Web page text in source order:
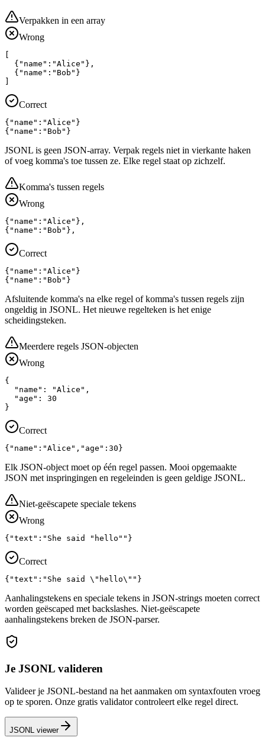
Verpakken in een array
Wrong
  {"name":"Alice"},
  {"name":"Bob"}
Correct
{"name":"Alice"}
{"name":"Bob"}
JSONL is geen JSON-array. Verpak regels niet in vierkante haken
of voeg komma's toe tussen ze. Elke regel staat op zichzelf.
Komma's tussen regels
Wrong
{"name":"Alice"},
{"name":"Bob"},
Correct
{"name":"Alice"}
{"name":"Bob"}
Afsluitende komma's na elke regel of komma's tussen regels zijn
ongeldig in JSONL. Het nieuwe regelteken is het enige
scheidingsteken.
Meerdere regels JSON-objecten
Wrong
{
  "name": "Alice",
  "age": 30
}
Correct
{"name":"Alice","age":30}
Elk JSON-object moet op één regel passen. Mooi opgemaakte
JSON met inspringingen en regeleinden is geen geldige JSONL.
Niet-geëscapete speciale tekens
Wrong
{"text":"She said "hello""}
Correct
{"text":"She said \"hello\""}
Aanhalingstekens en speciale tekens in JSON-strings moeten correct
worden geëscaped met backslashes. Niet-geëscapete
aanhalingstekens breken de JSON-parser.
Je JSONL valideren
Valideer je JSONL-bestand na het aanmaken om syntaxfouten vroeg
op te sporen. Onze gratis validator controleert elke regel direct.
JSONL viewer